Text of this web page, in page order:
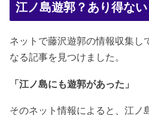
江ノ島遊郭？あり得ない
ネットで藤沢遊郭の情報収集し
なる記事を見つけました。
「江ノ島にも遊郭があった」
そのネット情報によると、江ノ